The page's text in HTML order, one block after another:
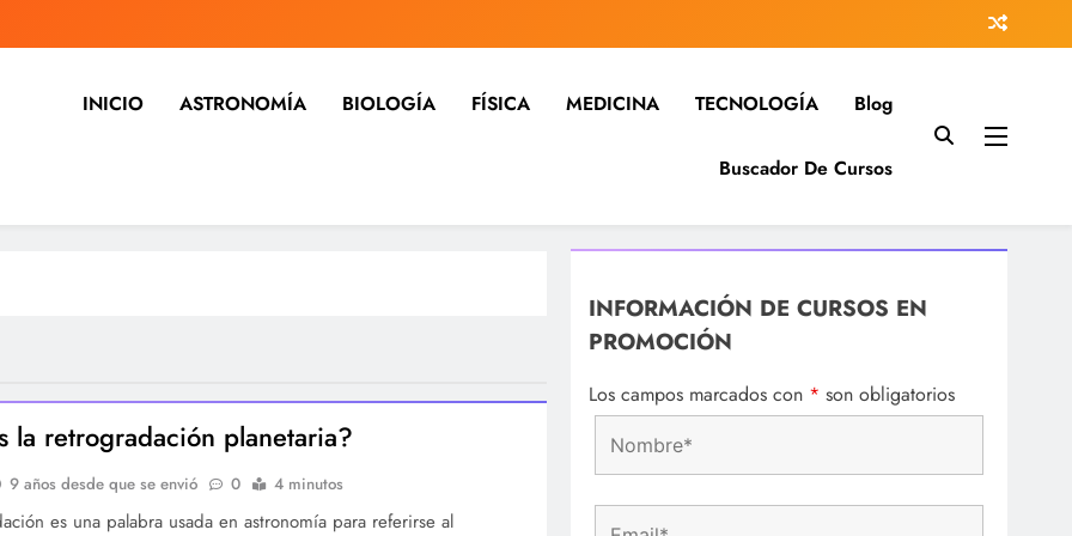
INICIO ASTRONOMÍA BIOLOGÍA FÍSICA MEDICINA TECNOLOGÍA Blog
Buscador De Cursos
la retrogradación planetaria?
9 años desde que se envió 0 4 minutos
es una palabra usada en astronomía para referirse al
INFORMACIÓN DE CURSOS EN
PROMOCIÓN
Los campos marcados con * son obligatorios